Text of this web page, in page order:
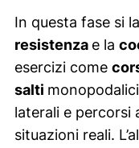
In questa fase si
resistenza e la
esercizi come
salti
laterali e percorsi
situazioni reali.